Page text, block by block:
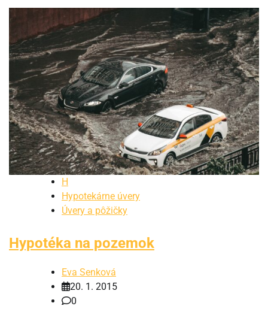
H
Hypotekárne úvery
Úvery a pôžičky
Hypotéka na pozemok
Eva Senková
20. 1. 2015
0